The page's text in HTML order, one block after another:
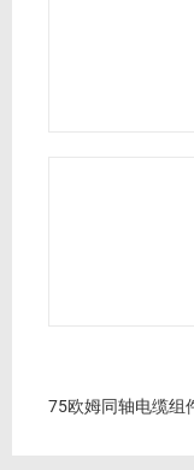
75欧姆同轴电缆组